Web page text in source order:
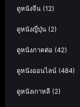
ดูหนังจีน (12)
ดูหนังญี่ปุ่น (2)
ดูหนังภาคต่อ (42)
ดูหนังออนไลน์ (484)
ดูหนังเกาหลี (2)